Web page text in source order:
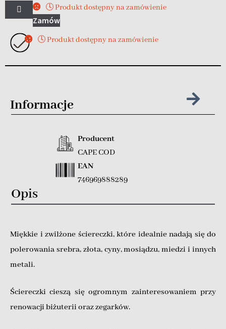
🕓 Produkt dostępny na zamówienie
Zamów
🕓 Produkt dostępny na zamówienie
Informacje
Producent
CAPE COD
EAN
746969888289
Opis
Miękkie i zwilżone ściereczki, które idealnie nadają się do
polerowania srebra, złota, cyny, mosiądzu, miedzi i innych
metali.
Ściereczki cieszą się ogromnym zainteresowaniem przy
renowacji biżuterii oraz zegarków.